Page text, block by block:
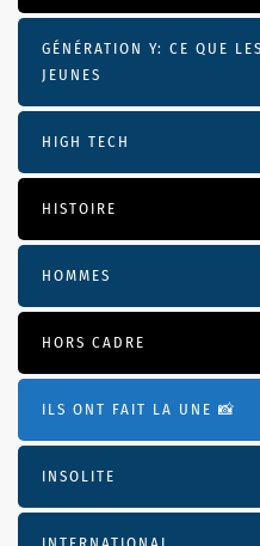
GÉNÉRATION Y: CE QUE
JEUNES
HIGH TECH
HISTOIRE
HOMMES
HORS CADRE
ILS ONT FAIT LA UNE 📸
INSOLITE